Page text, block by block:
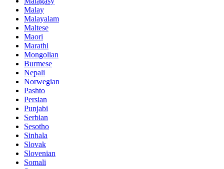
Malay
Malayalam
Maltese
Maori
Marathi
Mongolian
Burmese
Nepali
Norwegian
Pashto
Persian
Punjabi
Serbian
Sesotho
Sinhala
Slovak
Slovenian
Somali